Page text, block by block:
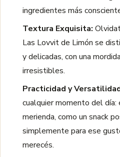
ingredientes más
Textura Exquisita:
Las Lovvit de Limón se
y delicadas, con una
irresistibles.
Practicidad y
cualquier momento del día:
merienda, como un snack
simplemente para ese
merecés.